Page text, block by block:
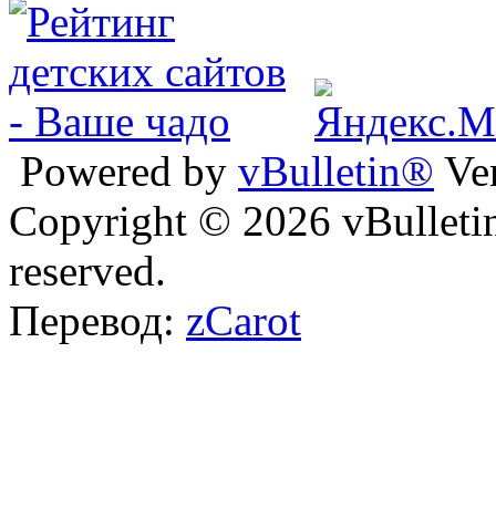
Powered by vBulletin®
Copyright © 2026
reserved.
Перевод: zCarot